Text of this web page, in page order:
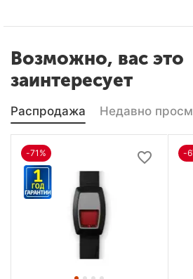
Возможно, вас это
заинтересует
Распродажа Недавно
-71% -